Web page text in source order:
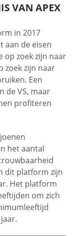
VAN APEX
in 2017
aan de eisen
op zoek zijn naar
zoek zijn naar
Een
de VS, maar
profiteren
het aantal
dit platform zijn
Het platform
om zich